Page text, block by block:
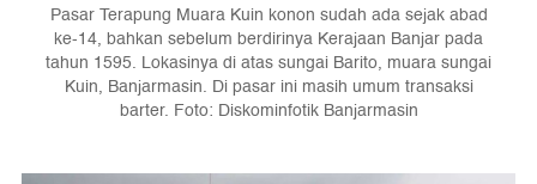
Pasar Terapung Muara Kuin konon sudah ada sejak abad
ke-14, bahkan sebelum berdirinya Kerajaan Banjar pada
tahun 1595. Lokasinya di atas sungai Barito, muara sungai
Kuin, Banjarmasin. Di pasar ini masih umum transaksi
barter. Foto: Diskominfotik Banjarmasin